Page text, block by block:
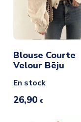
Blouse Courte
Velour Bēju
En stock
26,90 €